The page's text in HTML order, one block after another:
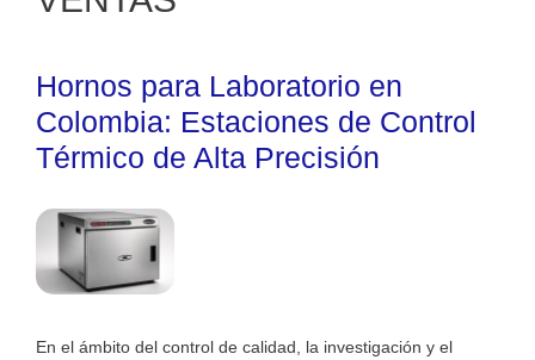
Hornos para Laboratorio en
Colombia: Estaciones de Control
Térmico de Alta Precisión
En el ámbito del control de calidad, la investigación y el